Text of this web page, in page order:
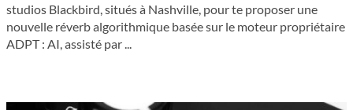
studios Blackbird, situés à Nashville, pour te proposer une
nouvelle réverb algorithmique basée sur le moteur propriétaire
ADPT : AI, assisté par ...